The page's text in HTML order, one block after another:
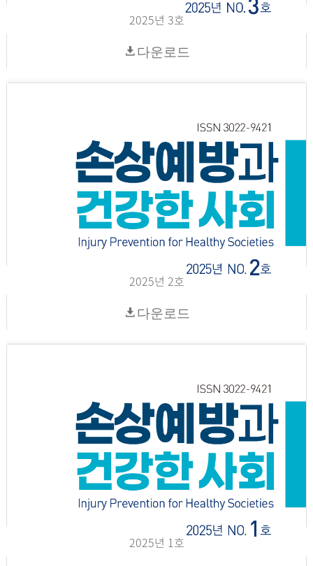
2025년 3호
다운로드
2025년 2호
다운로드
2025년 1호